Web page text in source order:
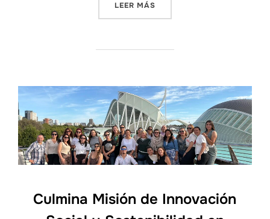
LEER MÁS
Culmina Misión de Innovación